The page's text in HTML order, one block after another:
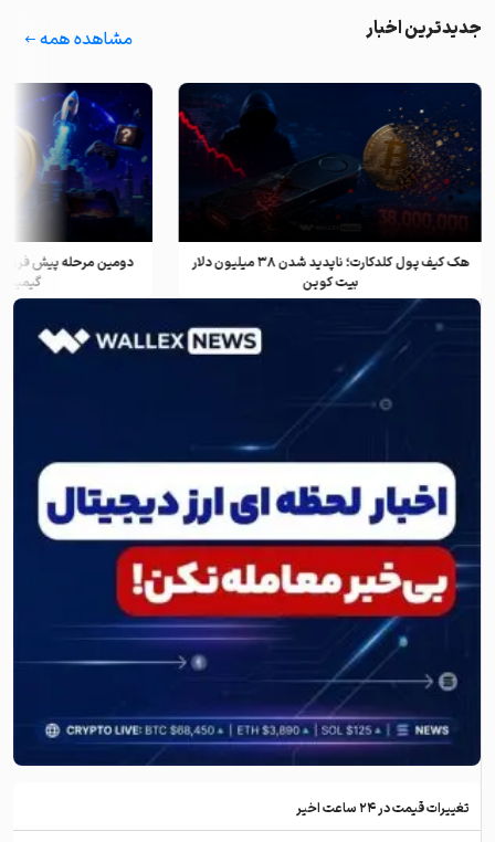
جدیدترین اخبار مشاهده همه
هک کیف پول کلدکارت؛ ناپدید شدن ۳۸ میلیون دلار
بیت کوین
دومین مرحله پیش
تغییرات قیمت در ۲۴ ساعت اخیر